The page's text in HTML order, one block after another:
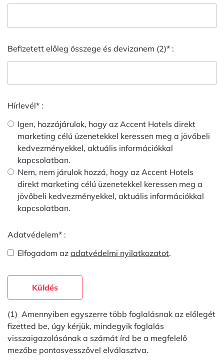
Befizetett előleg összege és devizanem (2)* :
Hírlevél* :
Igen, hozzájárulok, hogy az Accent Hotels direkt
marketing célú üzenetekkel keressen meg a jövőbeli
kedvezményekkel, aktuális információkkal
kapcsolatban.
Nem, nem járulok hozzá, hogy az Accent Hotels
direkt marketing célú üzenetekkel keressen meg a
jövőbeli kedvezményekkel, aktuális információkkal
kapcsolatban.
Adatvédelem* :
Elfogadom az adatvédelmi nyilatkozatot.
Küldés
(1) Amennyiben egyszerre több foglalásnak az előlegét
fizetted be, úgy kérjük, mindegyik foglalás
visszaigazolásának a számát írd be a megfelelő
mezőbe pontosvesszővel elválasztva.